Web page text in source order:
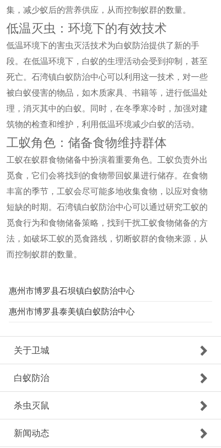
集，减少蚁后的营养供应，从而控制蚁群的数量。
低温灭虫：环境下的有效技术
低温环境下的害虫灭活技术为白蚁防治提供了新的手
段。在低温环境下，白蚁的生理活动会受到抑制，甚至
死亡。石湾镇白蚁防治中心可以利用这一技术，对一些
被白蚁侵害的物品，如木质家具、书籍等，进行低温处
理，消灭其中的白蚁。同时，在冬季寒冷时，加强对建
筑物的检查和维护，利用低温环境减少白蚁的活动。
工蚁角色：储备食物维持群体
工蚁在蚁群食物储备中扮演着重要角色。工蚁负责外出
觅食，它们会将找到的食物带回蚁巢进行储存。在食物
丰富的季节，工蚁会尽可能多地收集食物，以应对食物
短缺的时期。石湾镇白蚁防治中心可以通过研究工蚁的
觅食行为和食物储备策略，找到干扰工蚁食物储备的方
法，如破坏工蚁的觅食路线，切断蚁群的食物来源，从
而控制蚁群的数量。
惠州市博罗县石坝镇白蚁防治中心
惠州市博罗县泰美镇白蚁防治中心
关于卫城
白蚁防治
杀虫灭鼠
新闻动态